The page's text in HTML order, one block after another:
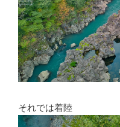
それでは着陸